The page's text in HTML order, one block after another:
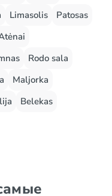
Limasolis
Patosas
Rodo sala
Maljorka
Belekas